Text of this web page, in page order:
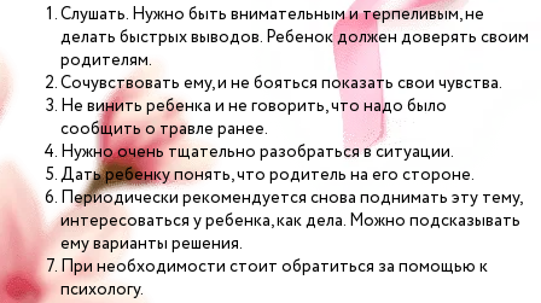
Слушать. Нужно быть внимательным и терпеливым, не
делать быстрых выводов. Ребенок должен доверять своим
родителям.
Сочувствовать ему, и не бояться показать свои чувства.
Не винить ребенка и не говорить, что надо было
сообщить о травле ранее.
Нужно очень тщательно разобраться в ситуации.
Дать ребенку понять, что родитель на его стороне.
Периодически рекомендуется снова поднимать эту тему,
интересоваться у ребенка, как дела. Можно подсказывать
ему варианты решения.
При необходимости стоит обратиться за помощью к
психологу.